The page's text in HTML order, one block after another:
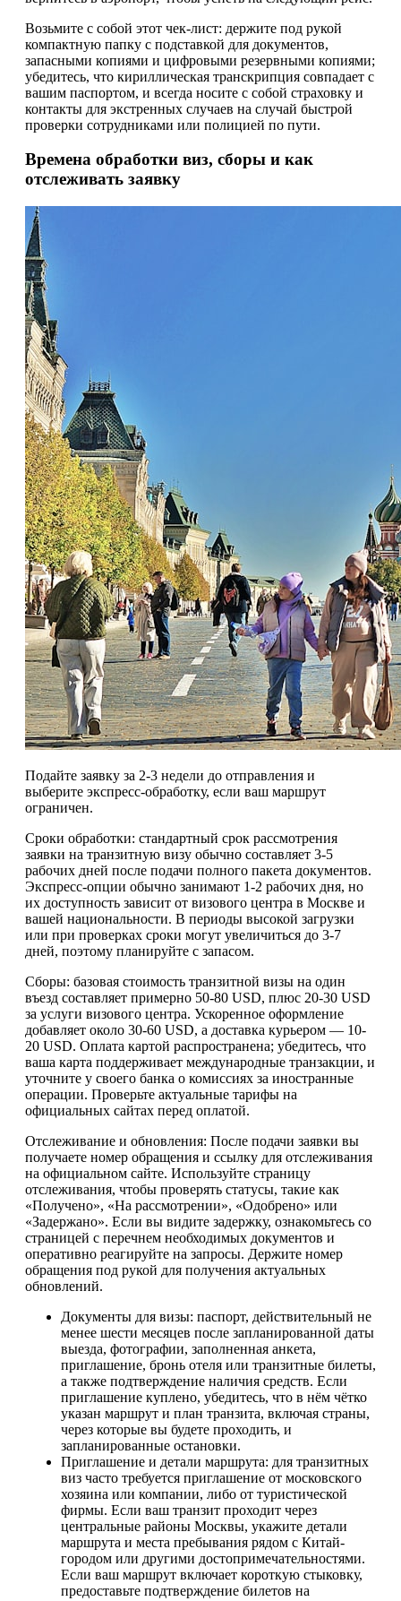
Возьмите с собой этот чек-лист: держите под рукой
компактную папку с подставкой для документов,
запасными копиями и цифровыми резервными копиями;
убедитесь, что кириллическая транскрипция совпадает с
вашим паспортом, и всегда носите с собой страховку и
контакты для экстренных случаев на случай быстрой
проверки сотрудниками или полицией по пути.
Времена обработки виз, сборы и как
отслеживать заявку
Подайте заявку за 2-3 недели до отправления и
выберите экспресс-обработку, если ваш маршрут
ограничен.
Сроки обработки: стандартный срок рассмотрения
заявки на транзитную визу обычно составляет 3-5
рабочих дней после подачи полного пакета документов.
Экспресс-опции обычно занимают 1-2 рабочих дня, но
их доступность зависит от визового центра в Москве и
вашей национальности. В периоды высокой загрузки
или при проверках сроки могут увеличиться до 3-7
дней, поэтому планируйте с запасом.
Сборы: базовая стоимость транзитной визы на один
въезд составляет примерно 50-80 USD, плюс 20-30 USD
за услуги визового центра. Ускоренное оформление
добавляет около 30-60 USD, а доставка курьером — 10-
20 USD. Оплата картой распространена; убедитесь, что
ваша карта поддерживает международные транзакции, и
уточните у своего банка о комиссиях за иностранные
операции. Проверьте актуальные тарифы на
официальных сайтах перед оплатой.
Отслеживание и обновления: После подачи заявки вы
получаете номер обращения и ссылку для отслеживания
на официальном сайте. Используйте страницу
отслеживания, чтобы проверять статусы, такие как
«Получено», «На рассмотрении», «Одобрено» или
«Задержано». Если вы видите задержку, ознакомьтесь со
страницей с перечнем необходимых документов и
оперативно реагируйте на запросы. Держите номер
обращения под рукой для получения актуальных
обновлений.
Документы для визы: паспорт, действительный не
менее шести месяцев после запланированной даты
выезда, фотографии, заполненная анкета,
приглашение, бронь отеля или транзитные билеты,
а также подтверждение наличия средств. Если
приглашение куплено, убедитесь, что в нём чётко
указан маршрут и план транзита, включая страны,
через которые вы будете проходить, и
запланированные остановки.
Приглашение и детали маршрута: для транзитных
виз часто требуется приглашение от московского
хозяина или компании, либо от туристической
фирмы. Если ваш транзит проходит через
центральные районы Москвы, укажите детали
маршрута и места пребывания рядом с Китай-
городом или другими достопримечательностями.
Если ваш маршрут включает короткую стыковку,
предоставьте подтверждение билетов на